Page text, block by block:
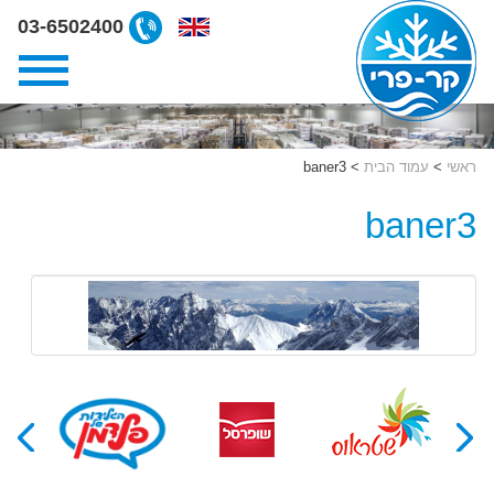
ליצירת
03-
6502400
03-6502400
ראשי > עמוד הבית >
baner3
baner3